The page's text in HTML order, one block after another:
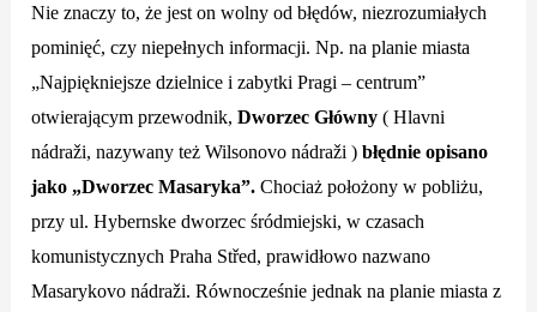
Nie znaczy to, że jest on wolny od błędów, niezrozumiałych
pominięć, czy niepełnych informacji. Np. na planie miasta
„Najpiękniejsze dzielnice i zabytki Pragi – centrum”
otwierającym przewodnik,Dworzec Główny ( Hlavni
nádraži, nazywany też Wilsonovo nádraži )błędnie opisano
jako „Dworzec Masaryka”. Chociaż położony w pobliżu,
przy ul. Hybernske dworzec śródmiejski, w czasach
komunistycznych Praha Střed, prawidłowo nazwano
Masarykovo nádraži. Równocześnie jednak na planie miasta z